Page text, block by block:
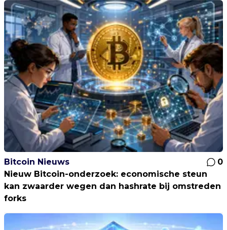
Bitcoin Nieuws
0
Nieuw Bitcoin-onderzoek: economische steun
kan zwaarder wegen dan hashrate bij omstreden
forks